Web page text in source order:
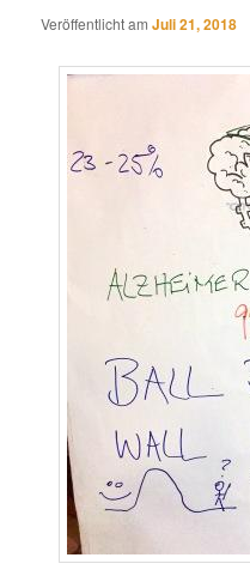
Veröffentlicht amJuli 21, 2018